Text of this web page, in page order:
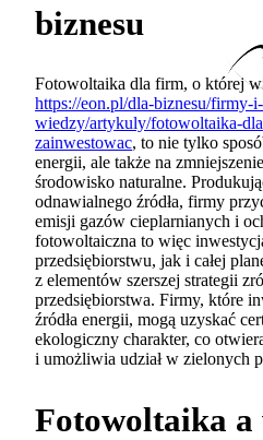
biznesu
Fotowoltaika dla firm, o której
https://eon.pl/dla-biznesu/firmy-
wiedzy/artykuly/fotowoltaika-
zainwestowac, to nie tylko
energii, ale także na
środowisko naturalne.
odnawialnego źródła, firmy
emisji gazów cieplarnianych i
fotowoltaiczna to więc
przedsiębiorstwu, jak i całej
z elementów szerszej strategii
przedsiębiorstwa. Firmy, które
źródła energii, mogą uzyskać
ekologiczny charakter, co
i umożliwia udział w zielonych
Fotowoltaika a